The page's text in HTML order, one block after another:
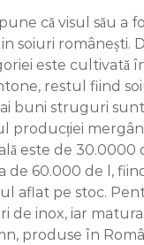
că visul său a
soiuri românești.
este cultivată
restul fiind
buni struguri
producției
este de 30.0000
de 60.000 de l,
aflat pe stoc.
de inox, iar
produse în